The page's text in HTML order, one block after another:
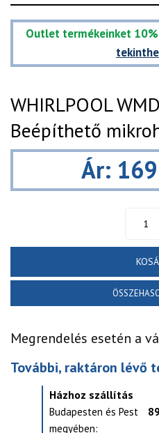
Outlet termékeinket
WHIRLPOOL
Beépíthető
Ár:
Megrendelés esetén a
További, raktáron lévő
Házhoz szállítás
Budapesten és Pest
megyében: